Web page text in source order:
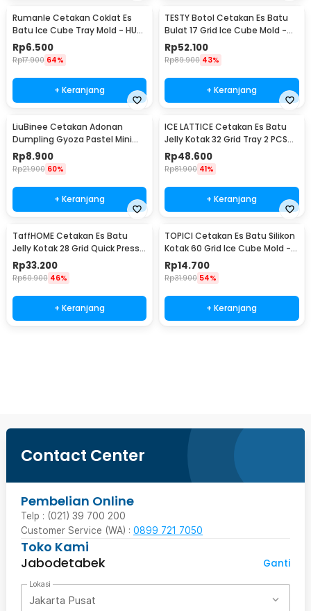
Rumanle Cetakan Coklat Es
Batu Ice Cube Tray Mold - HUY-
09
Rp6.500
Rp17.900 64%
+ Keranjang
TESTY Botol Cetakan Es Batu
Bulat 17 Grid Ice Cube Mold -
T-12
Rp52.100
Rp89.900 43%
+ Keranjang
LiuBinee Cetakan Adonan
Dumpling Gyoza Pastel Mini
2in1 Pressing Dough - LB01
Rp8.900
Rp21.900 60%
+ Keranjang
ICE LATTICE Cetakan Es Batu
Jelly Kotak 32 Grid Tray 2 PCS
with Box - EV-64
Rp48.600
Rp81.900 41%
+ Keranjang
TaffHOME Cetakan Es Batu
Jelly Kotak 28 Grid Quick Press
with Shovel - F28
Rp33.200
Rp60.900 46%
+ Keranjang
TOPICI Cetakan Es Batu Silikon
Kotak 60 Grid Ice Cube Mold -
TP-60
Rp14.700
Rp31.900 54%
+ Keranjang
Contact Center
Pembelian Online
Telp : (021) 39 700 200
Customer Service (WA) : 0899 721 7050
Toko Kami
Jabodetabek
Ganti
Lokasi
Jakarta Pusat